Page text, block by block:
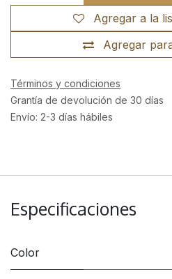
Agregar
Agregar a la
Términos y condiciones
Grantía de devolución de 30 días
Envío: 2-3 días hábiles
Especificaciones
Color